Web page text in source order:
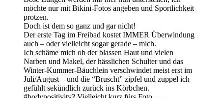
möchte nur mit Bikini-Fotos angeben und Sportlichkeit
protzen.
Doch ist dem so ganz und gar nicht!
Der erste Tag im Freibad kostet IMMER Überwindung
auch – oder vielleicht sogar gerade – mich.
Ich schäme mich ob der blassen Haut und vielen
Narben und Makel, der hässlichen Schulter und das
Winter-Kummer-Bäuchlein verschwindet meist erst im
Juli/August – und die “Bruscht” zipfel und zuppel ich
gefühlt sekündlich zurück ins Körbchen.